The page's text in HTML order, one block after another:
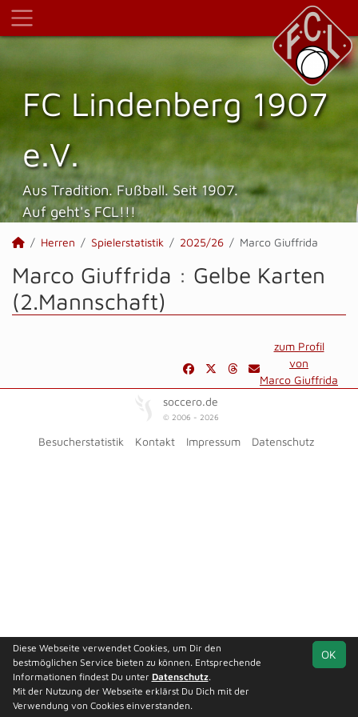
FC Lindenberg 1907
e.V.
Aus Tradition. Fußball. Seit 1907.
Auf geht's FCL!!!
Herren Spielerstatistik 2025/26 Marco Giuffrida
Marco Giuffrida : Gelbe Karten
(2.Mannschaft)
zum Profil
von
Marco Giuffrida
soccero.de
© 2006 - 2026
Besucherstatistik Kontakt Impressum Datenschutz
OK
Diese Webseite verwendet Cookies, um Dir den
bestmöglichen Service bieten zu können. Entsprechende
Informationen findest Du unter Datenschutz.
Mit der Nutzung der Webseite erklärst Du Dich mit der
Verwendung von Cookies einverstanden.